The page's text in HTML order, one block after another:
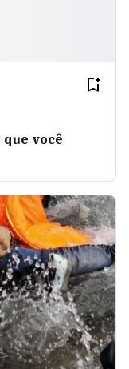
você